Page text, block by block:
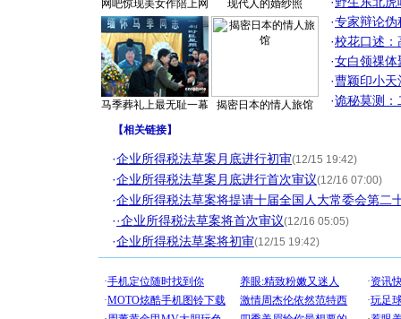
网吧惊现美女作陪上网 现代人的婚纱照
马季葬礼上最无耻一幕 揭密日本的情人旅馆
·专家辩论伪
·校花口述：
·女白领祼体
·曹颖印小天
·诡秘莫测：
【相关链接】
·企业所得税法草案月底进行初审(12/15 19:42)
·企业所得税法草案月底进行首次审议(12/16 07:00)
·企业所得税法草案将提请十届全国人大常委会第二
··企业所得税法草案将首次审议(12/16 05:05)
·企业所得税法草案将初审(12/15 19:42)